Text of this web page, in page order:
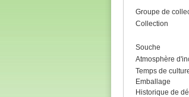
Groupe de
Collection
Souche
Atmosphère
Temps de
Emballage
Historique de